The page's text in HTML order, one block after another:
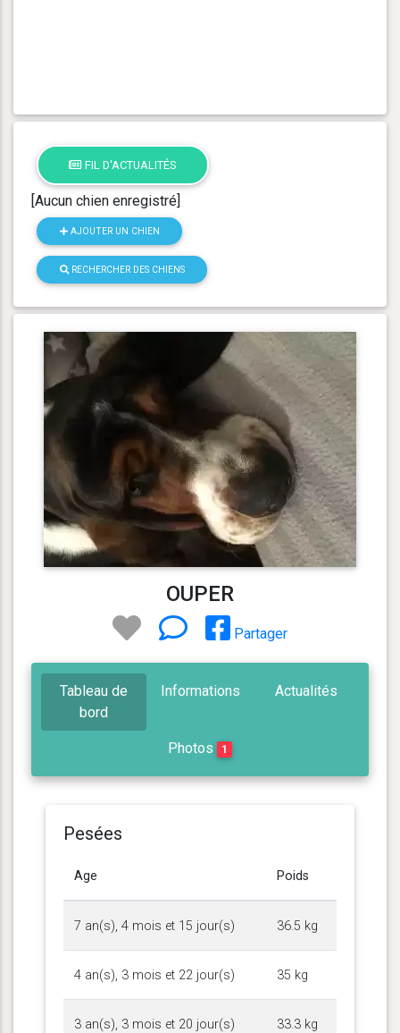
FIL D'ACTUALITÉS
[Aucun chien enregistré]
AJOUTER UN CHIEN
RECHERCHER DES CHIENS
OUPER
Partager
Tableau de
bord
Informations Actualités
Photos 1
Pesées
Age Poids
7 an(s), 4 mois et 15 jour(s) 36.5 kg
4 an(s), 3 mois et 22 jour(s) 35 kg
3 an(s), 3 mois et 20 jour(s) 33.3 kg